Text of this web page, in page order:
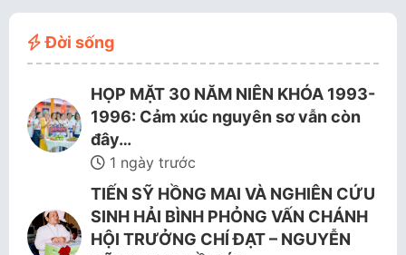
Đời sống
HỌP MẶT 30 NĂM NIÊN KHÓA 1993-
1996: Cảm xúc nguyên sơ vẫn còn
đây…
1 ngày trước
TIẾN SỸ HỒNG MAI VÀ NGHIÊN CỨU
SINH HẢI BÌNH PHỎNG VẤN CHÁNH
HỘI TRƯỞNG CHÍ ĐẠT – NGUYỄN